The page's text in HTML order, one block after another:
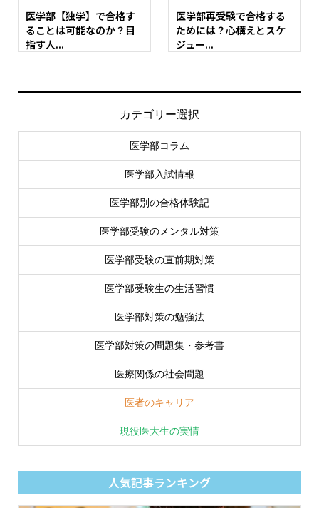
医学部【独学】で合格す
ることは可能なのか？目
指す人...
医学部再受験で合格する
ためには？心構えとスケ
ジュー...
カテゴリー選択
医学部コラム
医学部入試情報
医学部別の合格体験記
医学部受験のメンタル対策
医学部受験の直前期対策
医学部受験生の生活習慣
医学部対策の勉強法
医学部対策の問題集・参考書
医療関係の社会問題
医者のキャリア
現役医大生の実情
人気記事ランキング